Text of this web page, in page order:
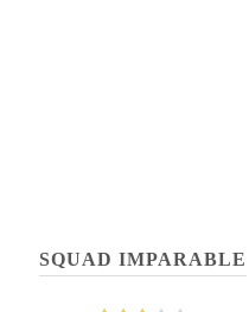
SQUAD IMPARABLE